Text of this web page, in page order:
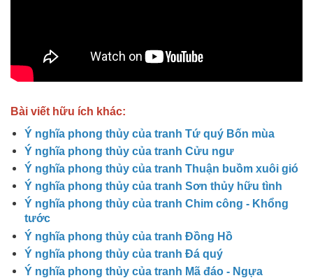
Bài viết hữu ích khác:
Ý nghĩa phong thủy của tranh Tứ quý Bốn mùa
Ý nghĩa phong thủy của tranh Cửu ngư
Ý nghĩa phong thủy của tranh Thuận buồm xuôi gió
Ý nghĩa phong thủy của tranh Sơn thủy hữu tình
Ý nghĩa phong thủy của tranh Chim công - Khổng
tước
Ý nghĩa phong thủy của tranh Đồng Hồ
Ý nghĩa phong thủy của tranh Đá quý
Ý nghĩa phong thủy của tranh Mã đáo - Ngựa